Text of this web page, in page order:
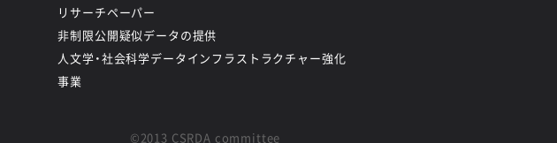
リサーチペーパー
非制限公開疑似データの提供
人文学・社会科学データインフラストラクチャー強化
事業
©2013 CSRDA committee